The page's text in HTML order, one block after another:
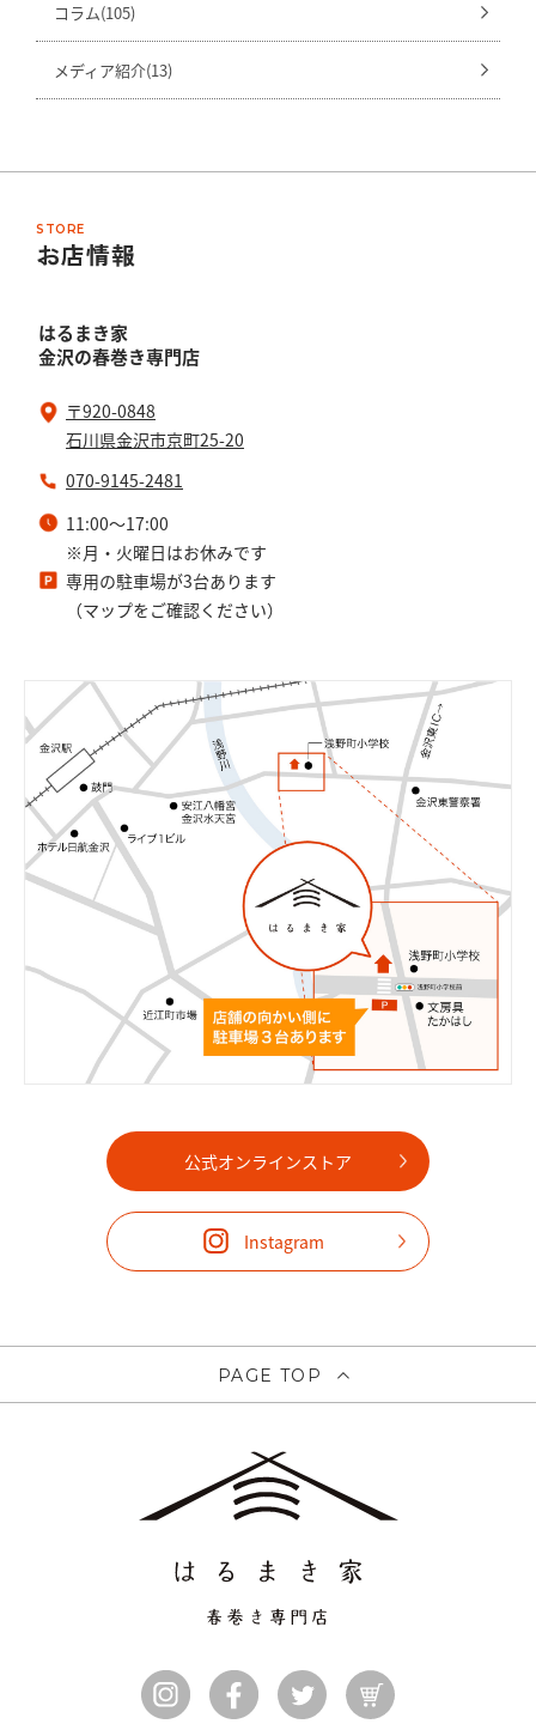
コラム(105)
メディア紹介(13)
STORE
お店情報
はるまき家
金沢の春巻き専門店
〒920-0848
石川県金沢市京町25-20
070-9145-2481
11:00～17:00
※月・火曜日はお休みです
専用の駐車場が3台あります
（マップをご確認ください）
公式オンラインストア
Instagram
PAGE TOP